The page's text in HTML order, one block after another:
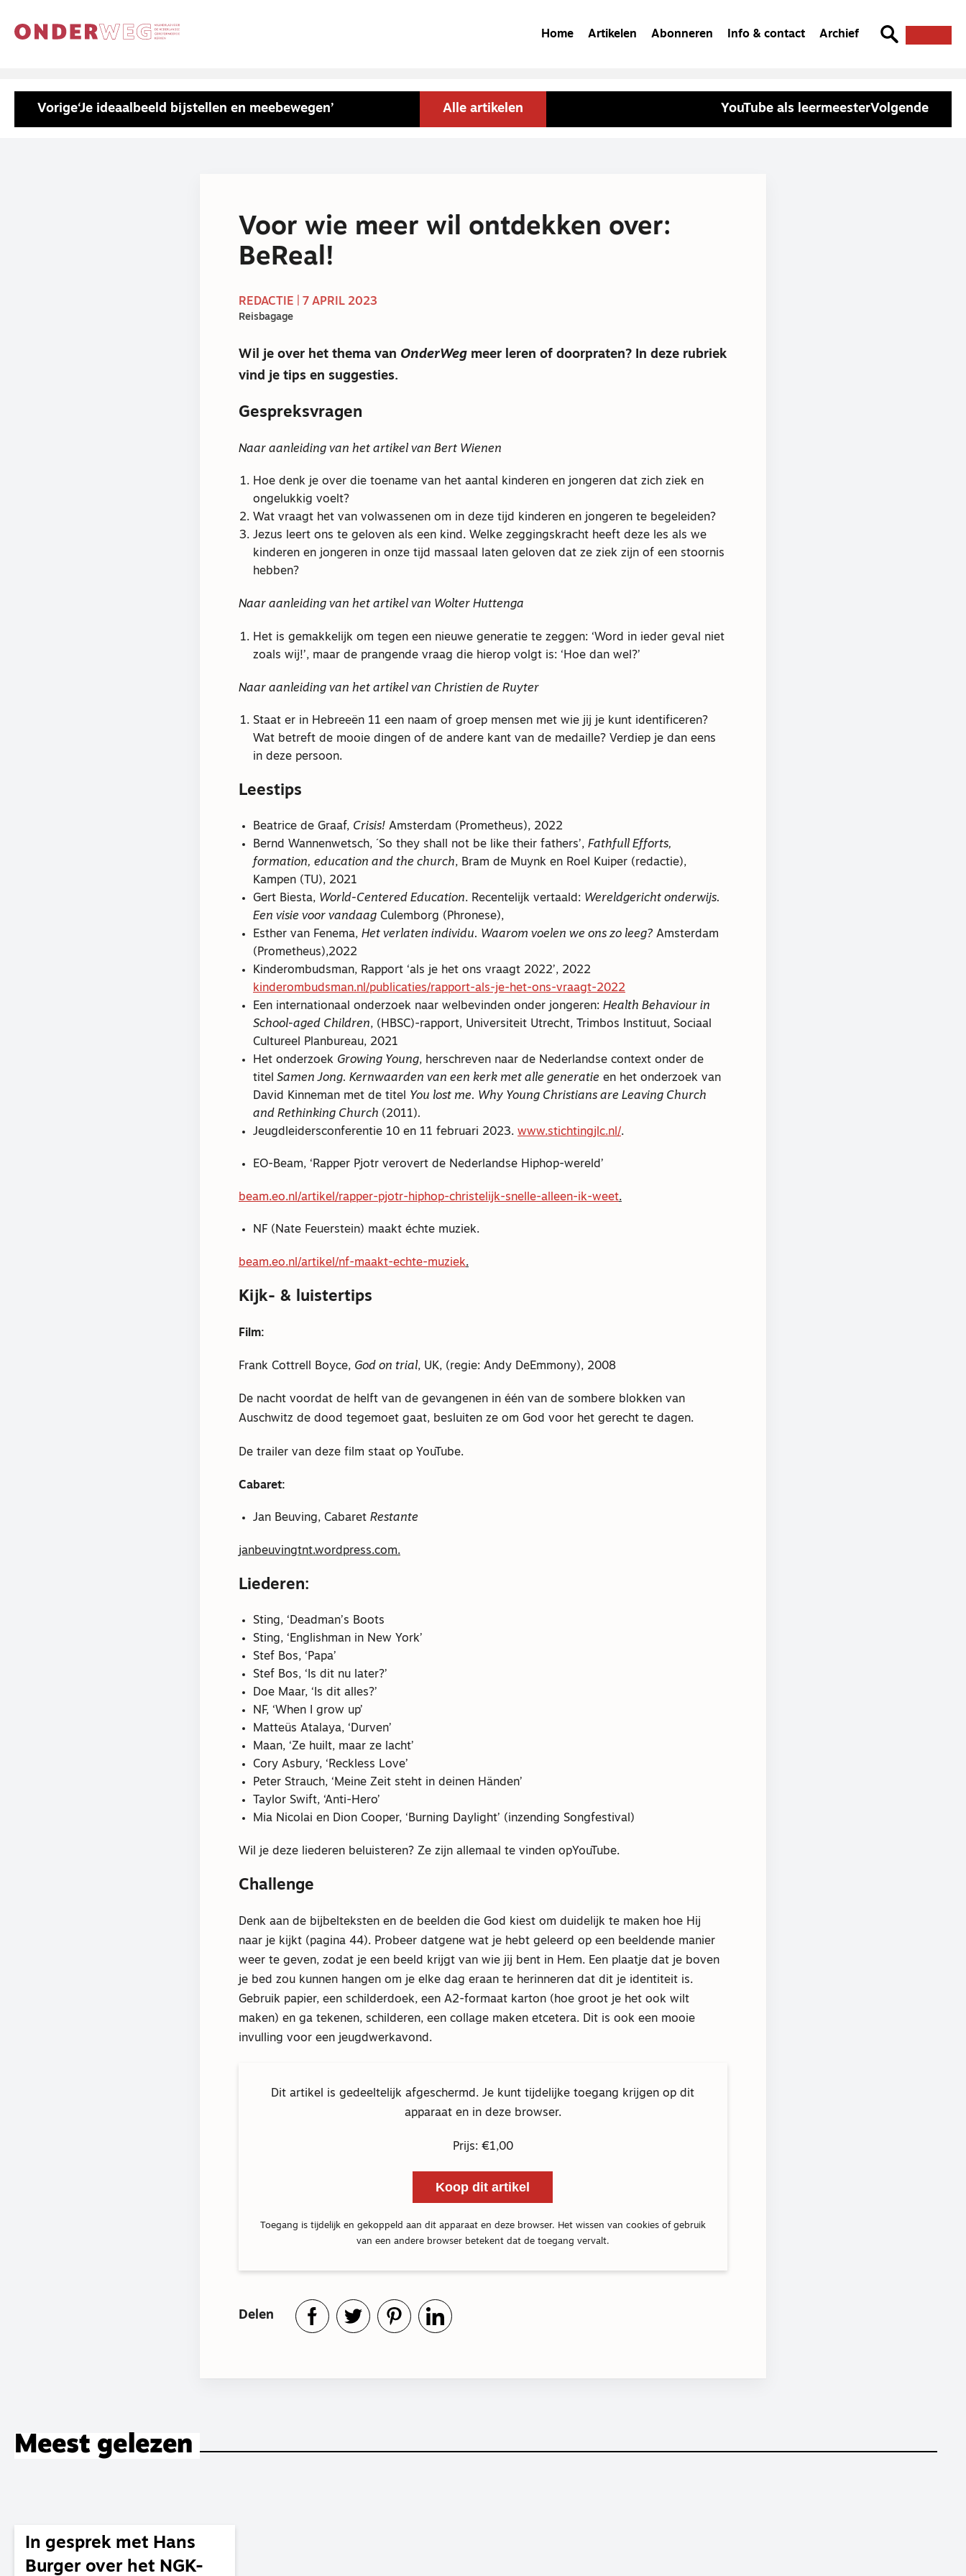
Home Artikelen Abonneren Info & contact Archief
Vorige‘Je ideaalbeeld bijstellen en meebewegen’ Alle artikelen YouTube als leermeesterVolgende
Voor wie meer wil ontdekken over:
BeReal!
REDACTIE | 7 APRIL 2023
Reisbagage
Wil je over het thema van OnderWegmeer leren of doorpraten? In deze rubriek
vind je tips en suggesties.
Gespreksvragen
Naar aanleiding van het artikel van Bert Wienen
Hoe denk je over die toename van het aantal kinderen en jongeren dat zich ziek en
ongelukkig voelt?
Wat vraagt het van volwassenen om in deze tijd kinderen en jongeren te begeleiden?
Jezus leert ons te geloven als een kind. Welke zeggingskracht heeft deze les als we
kinderen en jongeren in onze tijd massaal laten geloven dat ze ziek zijn of een stoornis
hebben?
Naar aanleiding van het artikel van Wolter Huttenga
Het is gemakkelijk om tegen een nieuwe generatie te zeggen: ‘Word in ieder geval niet
zoals wij!’, maar de prangende vraag die hierop volgt is: ‘Hoe dan wel?’
Naar aanleiding van het artikel van Christien de Ruyter
Staat er in Hebreeën 11 een naam of groep mensen met wie jij je kunt identificeren?
Wat betreft de mooie dingen of de andere kant van de medaille? Verdiep je dan eens
in deze persoon.
Leestips
Beatrice de Graaf, Crisis! Amsterdam (Prometheus), 2022
Bernd Wannenwetsch, ´So they shall not be like their fathers’, Fathfull Efforts,
formation, education and the church, Bram de Muynk en Roel Kuiper (redactie),
Kampen (TU), 2021
Gert Biesta, World-Centered Education. Recentelijk vertaald: Wereldgericht onderwijs.
Een visie voor vandaagCulemborg (Phronese),
Esther van Fenema, Het verlaten individu. Waarom voelen we ons zo leeg?Amsterdam
(Prometheus),2022
Kinderombudsman, Rapport ‘als je het ons vraagt 2022’, 2022
kinderombudsman.nl/publicaties/rapport-als-je-het-ons-vraagt-2022
Een internationaal onderzoek naar welbevinden onder jongeren: Health Behaviour in
School-aged Children, (HBSC)-rapport, Universiteit Utrecht, Trimbos Instituut, Sociaal
Cultureel Planbureau, 2021
Het onderzoek Growing Young, herschreven naar de Nederlandse context onder de
titel Samen Jong. Kernwaarden van een kerk met alle generatie en het onderzoek van
David Kinneman met de titel
You lost me. Why Young Christians are Leaving Church
and Rethinking Church (2011).
Jeugdleidersconferentie 10 en 11 februari 2023. www.stichtingjlc.nl/.
EO-Beam, ‘Rapper Pjotr verovert de Nederlandse Hiphop-wereld’
beam.eo.nl/artikel/rapper-pjotr-hiphop-christelijk-snelle-alleen-ik-weet.
NF (Nate Feuerstein) maakt échte muziek.
beam.eo.nl/artikel/nf-maakt-echte-muziek.
Kijk- & luistertips
Film:
Frank Cottrell Boyce, God on trial, UK, (regie: Andy DeEmmony), 2008
De nacht voordat de helft van de gevangenen in één van de sombere blokken van
Auschwitz de dood tegemoet gaat, besluiten ze om God voor het gerecht te dagen.
De trailer van deze film staat op YouTube.
Cabaret:
Jan Beuving, Cabaret Restante
janbeuvingtnt.wordpress.com.
Liederen:
Sting, ‘Deadman’s Boots
Sting, ‘Englishman in New York’
Stef Bos, ‘Papa’
Stef Bos, ‘Is dit nu later?’
Doe Maar, ‘Is dit alles?’
NF, ‘When I grow up’
Matteüs Atalaya, ‘Durven’
Maan, ‘Ze huilt, maar ze lacht’
Cory Asbury, ‘Reckless Love’
Peter Strauch, ‘Meine Zeit steht in deinen Händen’
Taylor Swift, ‘Anti-Hero’
Mia Nicolai en Dion Cooper, ‘Burning Daylight’ (inzending Songfestival)
Wil je deze liederen beluisteren? Ze zijn allemaal te vinden opYouTube.
Challenge
Denk aan de bijbelteksten en de beelden die God kiest om duidelijk te maken hoe Hij
naar je kijkt (pagina 44). Probeer datgene wat je hebt geleerd op een beeldende manier
weer te geven, zodat je een beeld krijgt van wie jij bent in Hem. Een plaatje dat je boven
je bed zou kunnen hangen om je elke dag eraan te herinneren dat dit je identiteit is.
Gebruik papier, een schilderdoek, een A2-formaat karton (hoe groot je het ook wilt
maken) en ga tekenen, schilderen, een collage maken etcetera. Dit is ook een mooie
invulling voor een jeugdwerkavond.
Dit artikel is gedeeltelijk afgeschermd. Je kunt tijdelijke toegang krijgen op dit
apparaat en in deze browser.
Prijs: €1,00
Koop dit artikel
Toegang is tijdelijk en gekoppeld aan dit apparaat en deze browser. Het wissen van cookies of gebruik
van een andere browser betekent dat de toegang vervalt.
Delen
Meest gelezen
In gesprek met Hans
Burger over het NGK-